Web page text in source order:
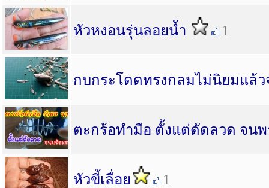
หัวหงอนรุ่นลอยน้ำ 1
กบกระโดดทรงกลมไม่นิยมแล้ว
ตะกร้อทำมือ ตั้งแต่ดัดลวด จน
หัวขี้เลื่อย 1